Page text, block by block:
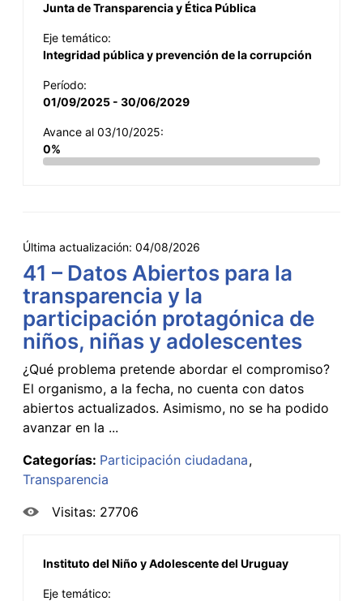
Junta de Transparencia y Ética Pública
Eje temático:
Integridad pública y prevención de la corrupción
Período:
01/09/2025 - 30/06/2029
Avance al 03/10/2025:
0%
Última actualización: 04/08/2026
41 – Datos Abiertos para la
transparencia y la
participación protagónica de
niños, niñas y adolescentes
¿Qué problema pretende abordar el compromiso?
El organismo, a la fecha, no cuenta con datos
abiertos actualizados. Asimismo, no se ha podido
avanzar en la ...
Categorías: Participación ciudadana
Transparencia
Visitas: 27706
Instituto del Niño y Adolescente del Uruguay
Eje temático: